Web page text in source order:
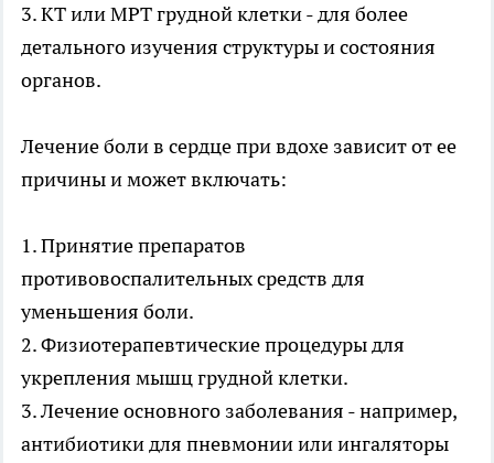
3. КТ или МРТ грудной клетки - для более
детального изучения структуры и состояния
органов.
Лечение боли в сердце при вдохе зависит от ее
причины и может включать:
1. Принятие препаратов
противовоспалительных средств для
уменьшения боли.
2. Физиотерапевтические процедуры для
укрепления мышц грудной клетки.
3. Лечение основного заболевания - например,
антибиотики для пневмонии или ингаляторы